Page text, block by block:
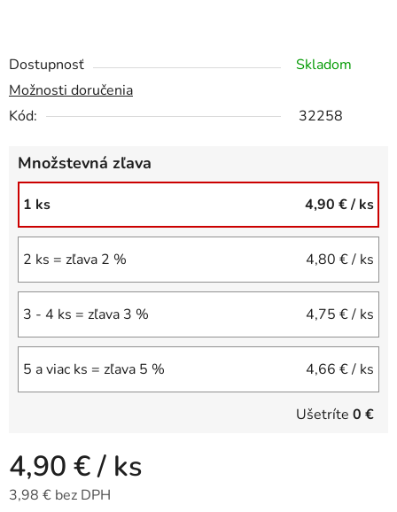
Dostupnosť
Skladom
Možnosti doručenia
Kód:
32258
Množstevná zľava
1 ks 4,90 €/ ks
2 ks = zľava 2 % 4,80 €/ ks
3 - 4 ks = zľava 3 % 4,75 €/ ks
5 a viac ks = zľava 5 % 4,66 €/ ks
Ušetríte 0 €
4,90 €/ ks
3,98 € bez DPH